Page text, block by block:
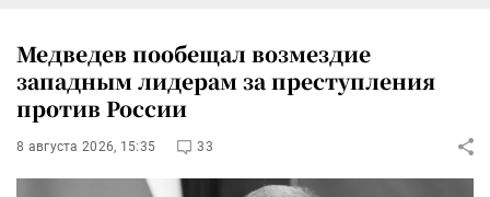
Медведев пообещал возмездие
западным лидерам за преступления
против России
8 августа 2026, 15:35 33